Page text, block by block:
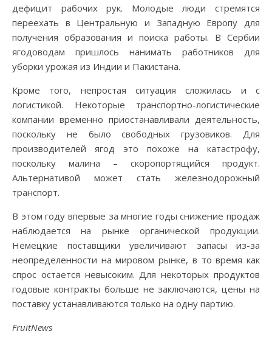
дефицит рабочих рук. Молодые люди стремятся
переехать в Центральную и Западную Европу для
получения образования и поиска работы. В Сербии
ягодоводам пришлось нанимать работников для
уборки урожая из Индии и Пакистана.
Кроме того, непростая ситуация сложилась и с
логистикой. Некоторые транспортно-логистические
компании временно приостанавливали деятельность,
поскольку не было свободных грузовиков. Для
производителей ягод это похоже на катастрофу,
поскольку малина – скоропортящийся продукт.
Альтернативой может стать железнодорожный
транспорт.
В этом году впервые за многие годы снижение продаж
наблюдается на рынке органической продукции.
Немецкие поставщики увеличивают запасы из-за
неопределенности на мировом рынке, в то время как
спрос остается невысоким. Для некоторых продуктов
годовые контракты больше не заключаются, цены на
поставку устанавливаются только на одну партию.
FruitNews